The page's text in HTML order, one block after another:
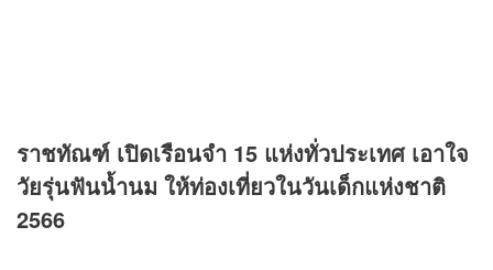
ราชทัณฑ์ เปิดเรือนจำ 15 แห่งทั่วประเทศ เอาใจ
วัยรุ่นฟันน้ำนม ให้ท่องเที่ยวในวันเด็กแห่งชาติ
2566